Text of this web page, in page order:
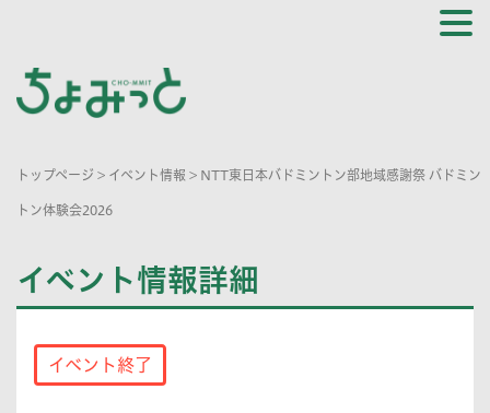
トップページ > イベント情報 > NTT東日本バドミントン部地域感謝祭 バドミン
トン体験会2026
イベント情報詳細
イベント終了